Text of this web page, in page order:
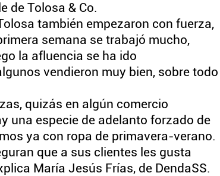
de Tolosa & Co.
también empezaron con fuerza,
semana se trabajó mucho,
la afluencia se ha ido
vendieron muy bien, sobre todo
quizás en algún comercio
una especie de adelanto forzado de
ya con ropa de primavera-verano.
que a sus clientes les gusta
María Jesús Frías, de DendaSS.